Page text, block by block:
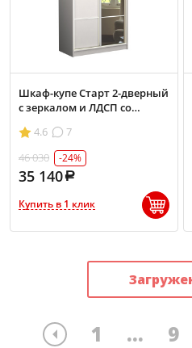
Шкаф-купе Старт 2-дверный
с зеркалом и ЛДСП со
2400, глубина 450)
4.6
7
46 030
-24%
35 140
Купить в 1 клик
1 ... 9